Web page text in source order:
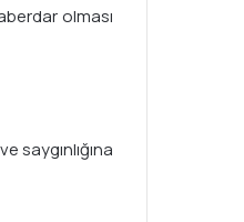
olması
saygınlığına